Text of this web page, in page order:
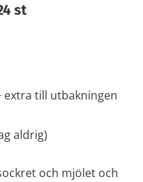
st
extra till utbakningen
aldrig)
och mjölet och